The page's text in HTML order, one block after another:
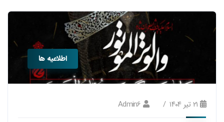
اطلاعیه ها
۲۱ تیر ۱۴۰۴ Admin6